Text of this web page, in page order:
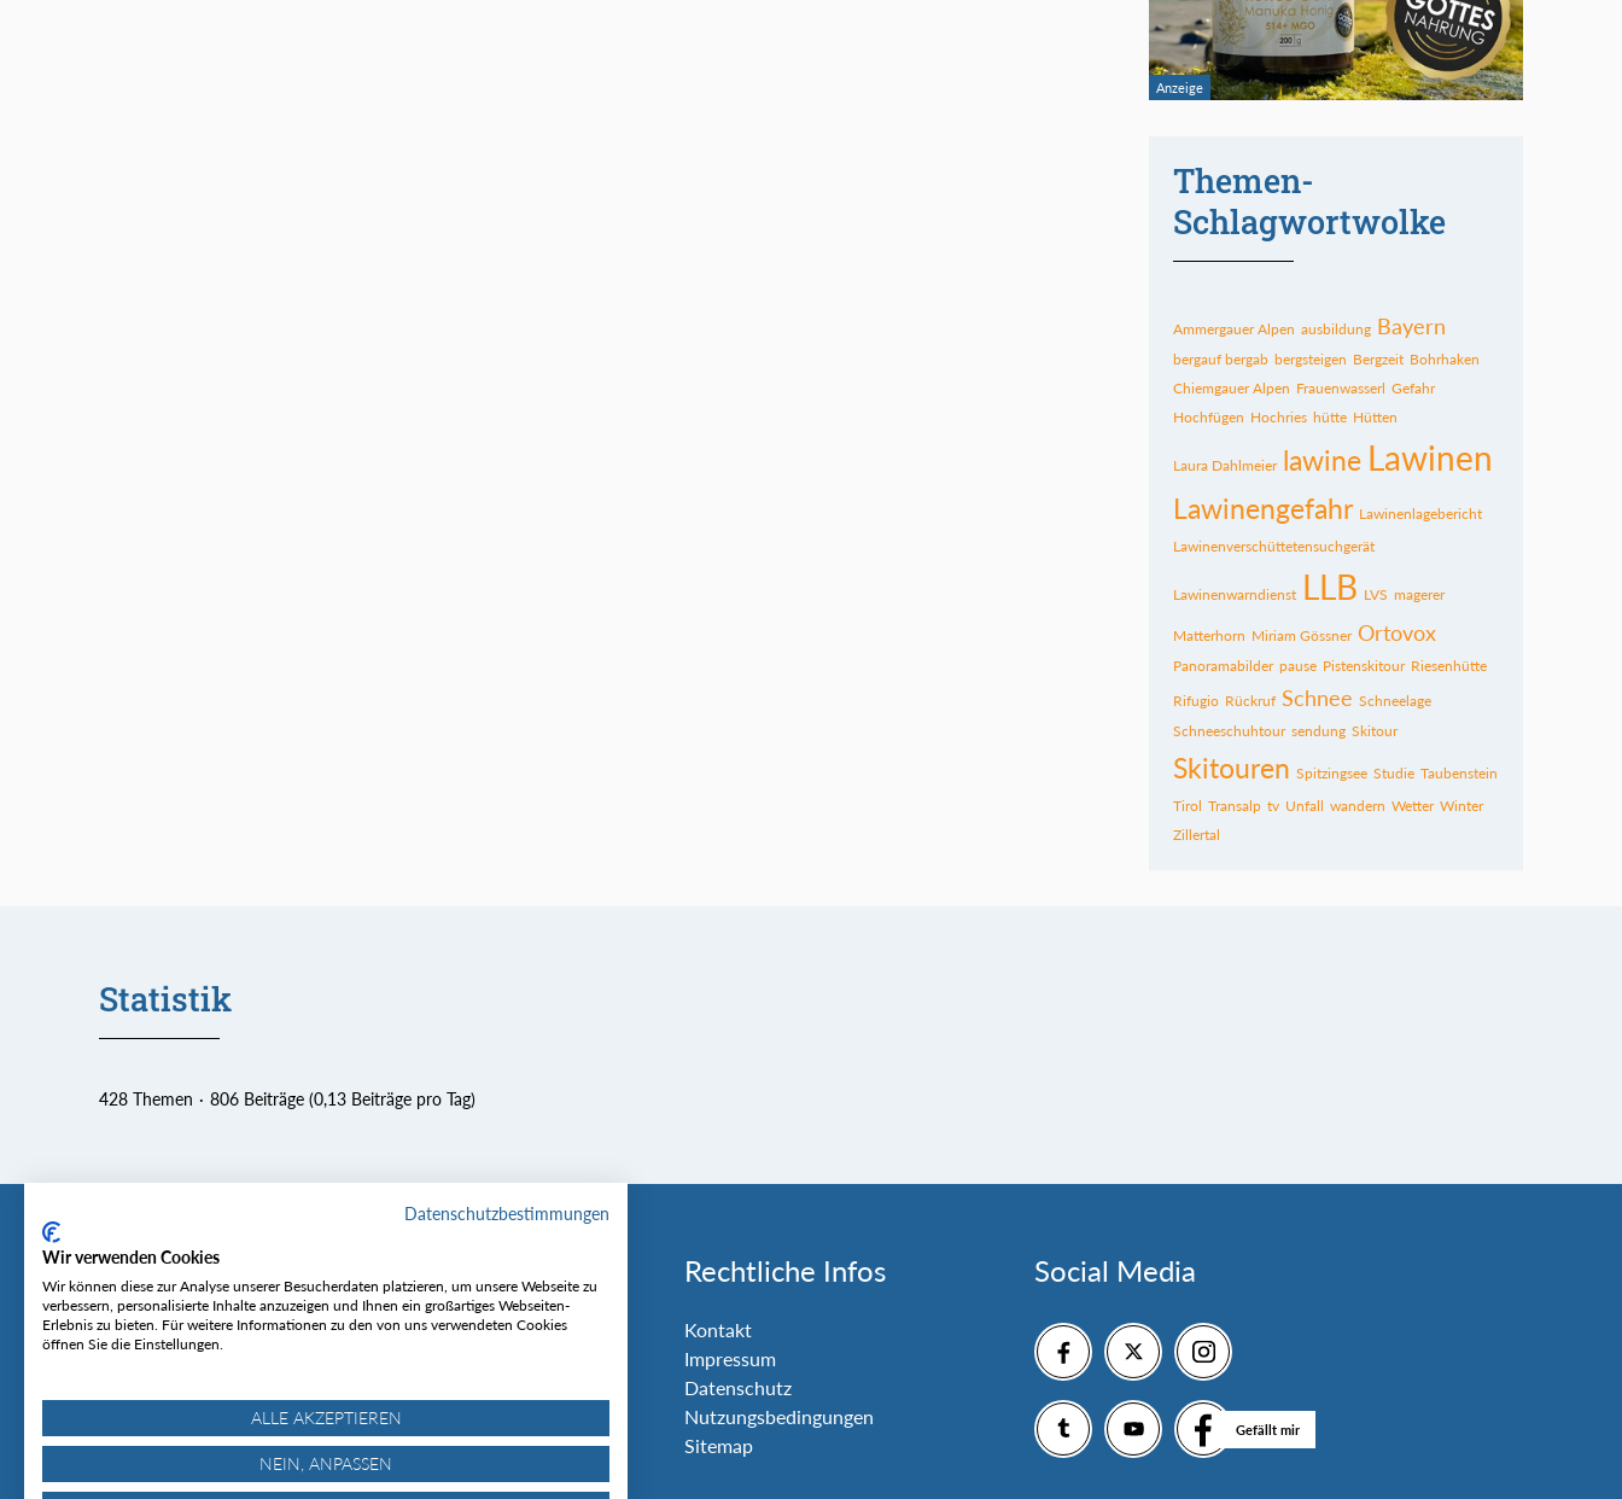
Themen-
Schlagwortwolke
Ammergauer Alpen ausbildung Bayern
bergauf bergab bergsteigen Bergzeit Bohrhaken
Chiemgauer Alpen Frauenwasserl Gefahr
Hochfügen Hochries hütte Hütten
Laura Dahlmeier lawine Lawinen
Lawinengefahr Lawinenlagebericht
Lawinenverschüttetensuchgerät
Lawinenwarndienst LLB LVS magerer
Matterhorn Miriam Gössner Ortovox
Panoramabilder pause Pistenskitour Riesenhütte
Rifugio Rückruf Schnee Schneelage
Schneeschuhtour sendung Skitour
Skitouren Spitzingsee Studie Taubenstein
Tirol Transalp tv Unfall wandern Wetter Winter
Zillertal
Statistik
428 Themen 806 Beiträge (0,13 Beiträge pro Tag)
Tourentipp
Über uns
Wetter & Lawinenlage
Rechtliche Infos
Kontakt
Impressum
Datenschutz
Nutzungsbedingungen
Sitemap
Social Media
Gefällt mir
Datenschutzbestimmungen
Wir verwenden Cookies
Wir können diese zur Analyse unserer Besucherdaten platzieren, um unsere Webseite zu
verbessern, personalisierte Inhalte anzuzeigen und Ihnen ein großartiges Webseiten-
Erlebnis zu bieten. Für weitere Informationen zu den von uns verwendeten Cookies
öffnen Sie die Einstellungen.
ALLE AKZEPTIEREN
NEIN, ANPASSEN